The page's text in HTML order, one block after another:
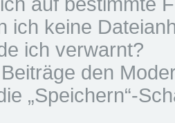
ich keine
ich verwarnt?
den
„Speichern“-